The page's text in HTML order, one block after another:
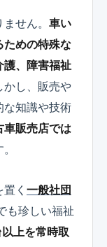
せん。 車い
ための特殊な
護、障害福祉
かし、販売や
な知識や技術
車販売店では
く 一般社団
も珍しい福祉
上を常時取